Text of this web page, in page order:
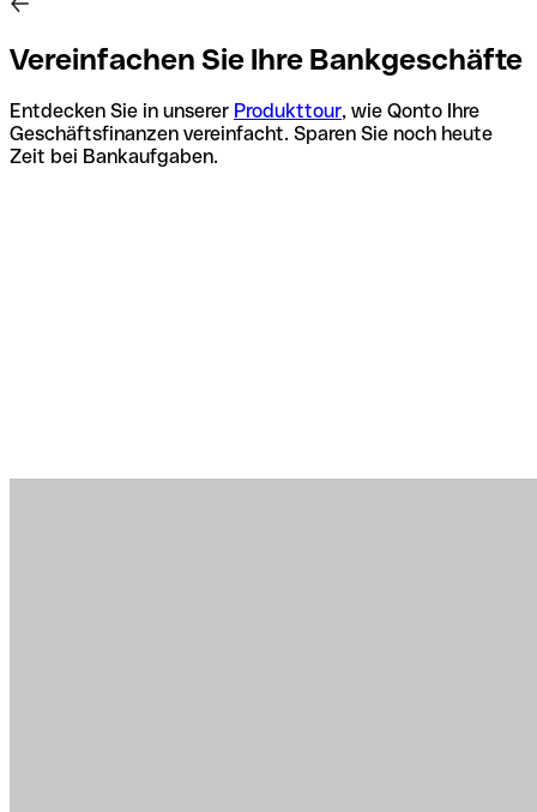
Vereinfachen Sie Ihre Bankgeschäfte
Entdecken Sie in unserer Produkttour, wie Qonto Ihre
Geschäftsfinanzen vereinfacht. Sparen Sie noch heute
Zeit bei Bankaufgaben.